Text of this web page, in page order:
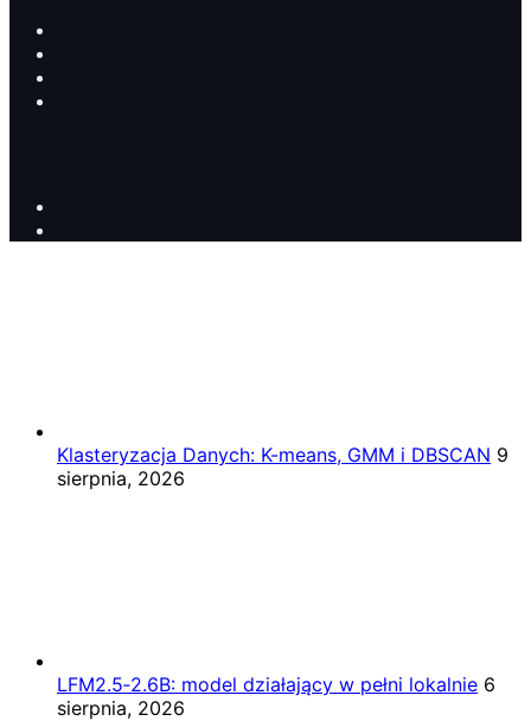
Klasteryzacja Danych: K-means, GMM i DBSCAN 9
sierpnia, 2026
LFM2.5‑2.6B: model działający w pełni lokalnie 6
sierpnia, 2026